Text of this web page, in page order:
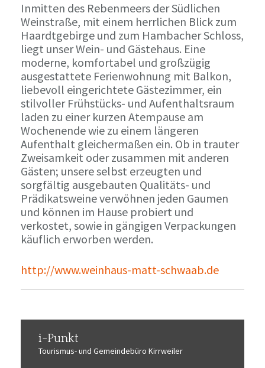
Inmitten des Rebenmeers der Südlichen
Weinstraße, mit einem herrlichen Blick zum
Haardtgebirge und zum Hambacher Schloss,
liegt unser Wein- und Gästehaus. Eine
moderne, komfortabel und großzügig
ausgestattete Ferienwohnung mit Balkon,
liebevoll eingerichtete Gästezimmer, ein
stilvoller Frühstücks- und Aufenthaltsraum
laden zu einer kurzen Atempause am
Wochenende wie zu einem längeren
Aufenthalt gleichermaßen ein. Ob in trauter
Zweisamkeit oder zusammen mit anderen
Gästen; unsere selbst erzeugten und
sorgfältig ausgebauten Qualitäts- und
Prädikatsweine verwöhnen jeden Gaumen
und können im Hause probiert und
verkostet, sowie in gängigen Verpackungen
käuflich erworben werden.
http://www.weinhaus-matt-schwaab.de
i-Punkt
Tourismus-und Gemeindebüro Kirrweiler